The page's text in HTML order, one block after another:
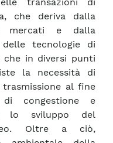
transazioni di
che deriva dalla
mercati e dalla
delle tecnologie di
che in diversi punti
la necessità di
al fine
congestione e
lo sviluppo del
Oltre a ciò,